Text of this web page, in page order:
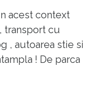
acest context
transport cu
, autoarea stie si
! De parca